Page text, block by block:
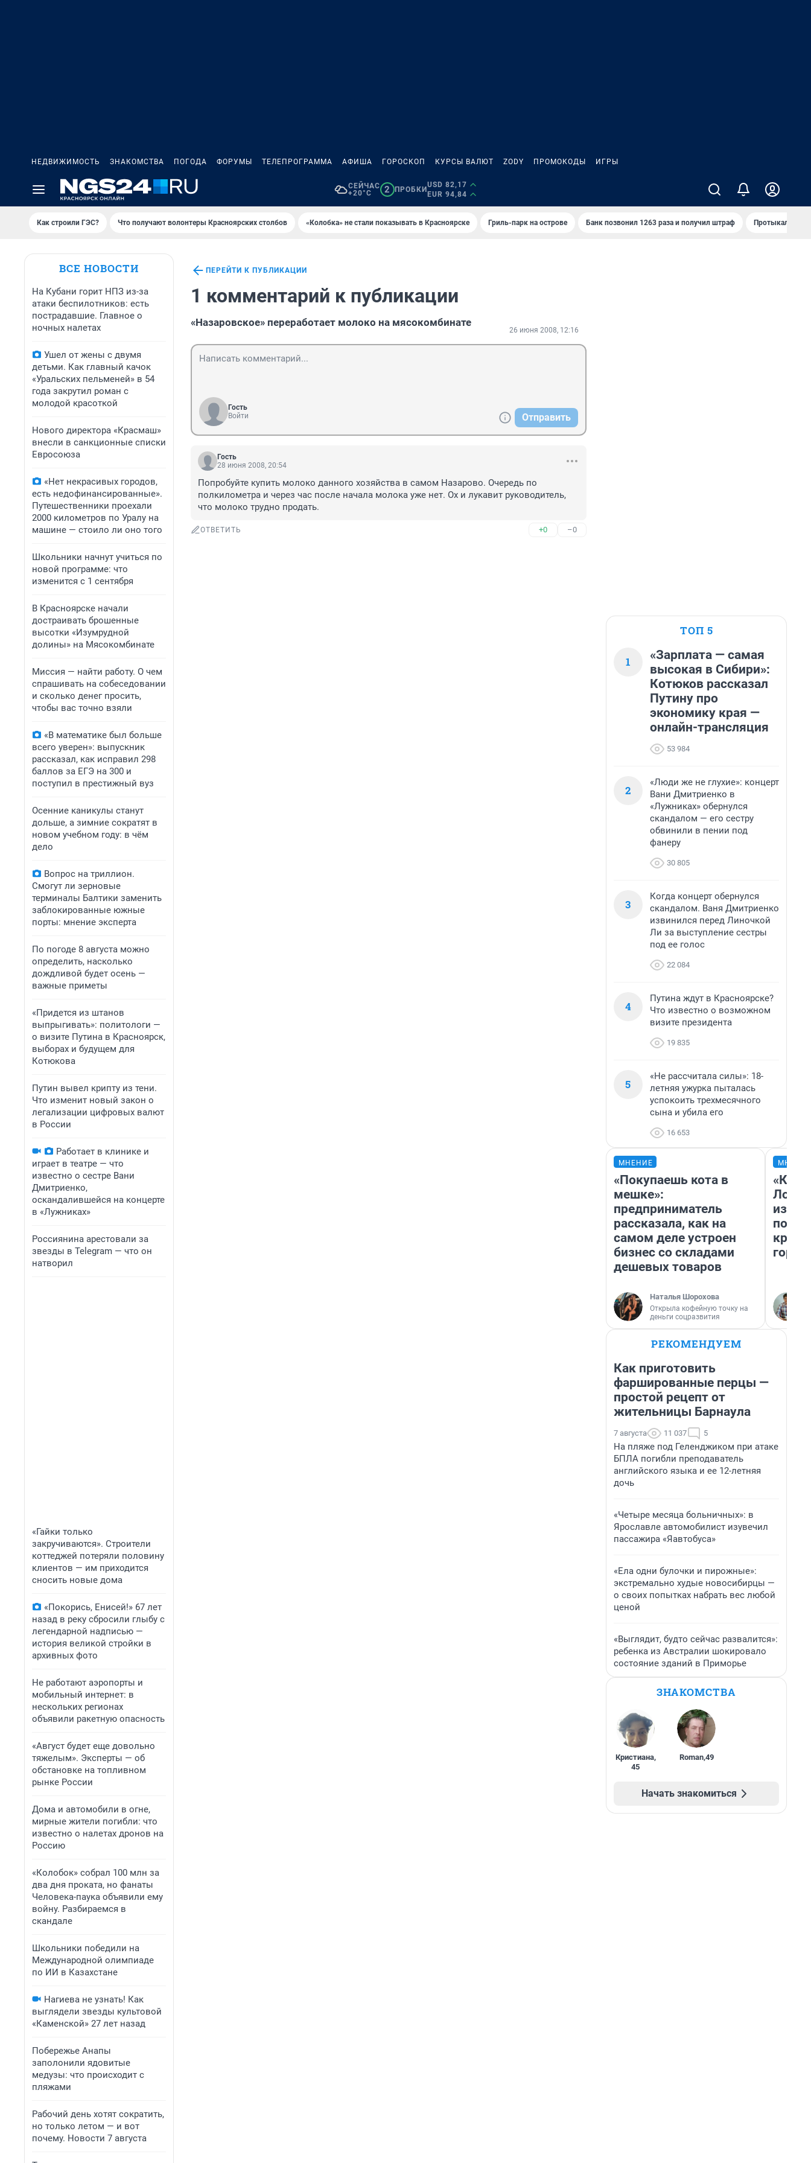
НЕДВИЖИМОСТЬ ЗНАКОМСТВА ПОГОДА ФОРУМЫ ТЕЛЕПРОГРАММА АФИША ГОРОСКОП КУРСЫ ВАЛЮТ ZODY ПРОМОКОДЫ ИГРЫ
СЕЙЧАС
+20°C
2 ПРОБКИ
USD 82,17
EUR 94,84
Как строили ГЭС? Что получают волонтеры Красноярских столбов «Колобка» не стали показывать в Красноярске Гриль-парк на острове Банк позвонил 1263 раза и получил штраф Протыкал
ВСЕ НОВОСТИ
На Кубани горит НПЗ из-за
атаки беспилотников: есть
пострадавшие. Главное о
ночных налетах
Ушел от жены с двумя
детьми. Как главный качок
«Уральских пельменей» в 54
года закрутил роман с
молодой красоткой
Нового директора «Красмаш»
внесли в санкционные списки
Евросоюза
«Нет некрасивых городов,
есть недофинансированные».
Путешественники проехали
2000 километров по Уралу на
машине — стоило ли оно того
Школьники начнут учиться по
новой программе: что
изменится с 1 сентября
В Красноярске начали
достраивать брошенные
высотки «Изумрудной
долины» на Мясокомбинате
Миссия — найти работу. О чем
спрашивать на собеседовании
и сколько денег просить,
чтобы вас точно взяли
«В математике был больше
всего уверен»: выпускник
рассказал, как исправил 298
баллов за ЕГЭ на 300 и
поступил в престижный вуз
Осенние каникулы станут
дольше, а зимние сократят в
новом учебном году: в чём
дело
Вопрос на триллион.
Смогут ли зерновые
терминалы Балтики заменить
заблокированные южные
порты: мнение эксперта
По погоде 8 августа можно
определить, насколько
дождливой будет осень —
важные приметы
«Придется из штанов
выпрыгивать»: политологи —
о визите Путина в Красноярск,
выборах и будущем для
Котюкова
Путин вывел крипту из тени.
Что изменит новый закон о
легализации цифровых валют
в России
Работает в клинике и
играет в театре — что
известно о сестре Вани
Дмитриенко,
оскандалившейся на концерте
в «Лужниках»
Россиянина арестовали за
звезды в Telegram — что он
натворил
«Гайки только
закручиваются». Строители
коттеджей потеряли половину
клиентов — им приходится
сносить новые дома
«Покорись, Енисей!» 67 лет
назад в реку сбросили глыбу с
легендарной надписью —
история великой стройки в
архивных фото
Не работают аэропорты и
мобильный интернет: в
нескольких регионах
объявили ракетную опасность
«Август будет еще довольно
тяжелым». Эксперты — об
обстановке на топливном
рынке России
Дома и автомобили в огне,
мирные жители погибли: что
известно о налетах дронов на
Россию
«Колобок» собрал 100 млн за
два дня проката, но фанаты
Человека-паука объявили ему
войну. Разбираемся в
скандале
Школьники победили на
Международной олимпиаде
по ИИ в Казахстане
Нагиева не узнать! Как
выглядели звезды культовой
«Каменской» 27 лет назад
Побережье Анапы
заполонили ядовитые
медузы: что происходит с
пляжами
Рабочий день хотят сократить,
но только летом — и вот
почему. Новости 7 августа
ПЕРЕЙТИ К ПУБЛИКАЦИИ
1 комментарий к публикации
«Назаровское» переработает молоко на мясокомбинате
26 июня 2008, 12:16
Гость
Войти
Отправить
Гость
28 июня 2008, 20:54
Попробуйте купить молоко данного хозяйства в самом Назарово. Очередь по
полкилометра и через час после начала молока уже нет. Ох и лукавит руководитель,
что молоко трудно продать.
ОТВЕТИТЬ +0 –0
ТОП 5
1
«Зарплата — самая
высокая в Сибири»:
Котюков рассказал
Путину про
экономику края —
онлайн-трансляция
53 984
2
«Люди же не глухие»: концерт
Вани Дмитриенко в
«Лужниках» обернулся
скандалом — его сестру
обвинили в пении под
фанеру
30 805
3
Когда концерт обернулся
скандалом. Ваня Дмитриенко
извинился перед Линочкой
Ли за выступление сестры
под ее голос
22 084
4
Путина ждут в Красноярске?
Что известно о возможном
визите президента
19 835
5
«Не рассчитала силы»: 18-
летняя ужурка пыталась
успокоить трехмесячного
сына и убила его
16 653
МНЕНИЕ
«Покупаешь кота в
мешке»:
предприниматель
рассказала, как на
самом деле устроен
бизнес со складами
дешевых товаров
Наталья Шорохова
Открыла кофейную точку на
деньги соцразвития
«Как
из
круче
РЕКОМЕНДУЕМ
Как приготовить
фаршированные перцы —
простой рецепт от
жительницы Барнаула
7 августа 11 037 5
На пляже под Геленджиком при атаке
БПЛА погибли преподаватель
английского языка и ее 12-летняя
дочь
«Четыре месяца больничных»: в
Ярославле автомобилист изувечил
пассажира «Яавтобуса»
«Ела одни булочки и пирожные»:
экстремально худые новосибирцы —
о своих попытках набрать вес любой
ценой
«Выглядит, будто сейчас развалится»:
ребенка из Австралии шокировало
состояние зданий в Приморье
ЗНАКОМСТВА
Кристиана,
45
Roman,49
Начать знакомиться